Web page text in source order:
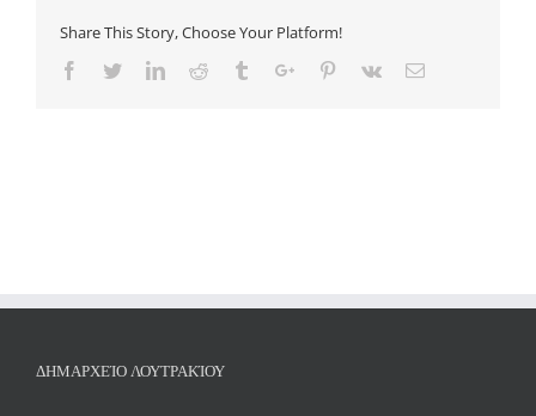
Share This Story, Choose Your Platform!
Facebook
TwitterLinkedinReddit TumblrGoogle+Pinterest
Vk Email
ΔΗΜΑΡΧΕΊΟ ΛΟΥΤΡΑΚΊΟΥ